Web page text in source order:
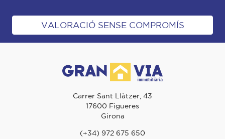
VALORACIÓ SENSE COMPROMÍS
Carrer Sant Llàtzer, 43
17600 Figueres
Girona
(+34) 972 675 650